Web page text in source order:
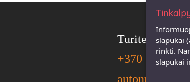
Turite
+370
slapukai
rinkti.
slapukai